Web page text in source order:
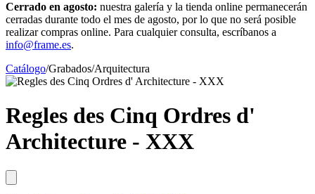
Cerrado en agosto: nuestra galería y la tienda online permanecerán
cerradas durante todo el mes de agosto, por lo que no será posible
realizar compras online. Para cualquier consulta, escríbanos a
info@frame.es.
Catálogo/Grabados/Arquitectura
Regles des Cinq Ordres d'
Architecture - XXX